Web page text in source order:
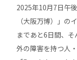
2025年10月7日午
（大阪万博）」の
まであと6日間、
外の障害を持つ人